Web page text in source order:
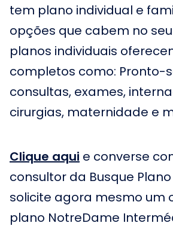
tem plano individual e
opções que cabem no
planos individuais
completos como: Pronto-
consultas, exames,
cirurgias, maternidade e
Clique aqui e converse
consultor da Busque
solicite agora mesmo um
plano NotreDame